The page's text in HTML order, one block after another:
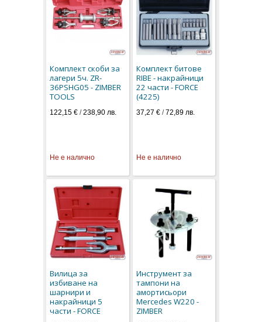
Комплект скоби за
лагери 5ч. ZR-
36PSHG05 - ZIMBER
TOOLS
122,15 € /238,90 лв.
Не е налично
Комплект битове
RIBE - накрайници
22 части - FORCE
(4225)
37,27 €/72,89 лв.
Не е налично
Вилица за
избиване на
шарнири и
накрайници 5
части - FORCE
Инструмент за
тампони на
амортисьори
Mercedes W220 -
ZIMBER